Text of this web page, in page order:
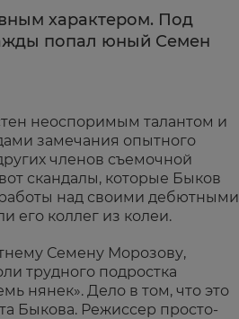
характером. Под
попал юный Семен
неоспоримым талантом и
замечания опытного
членов съемочной
скандалы, которые Быков
над своими дебютными
его коллег из колеи.
Семену Морозову,
трудного подростка
нянек». Дело в том, что это
Быкова. Режиссер просто-